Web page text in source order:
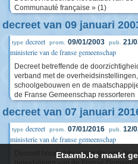
Communauté française » (1)
decreet van 09 januari
type decreet prom. 09/01/2003 pub. 21/
ministerie van de franse gemeenschap
Decreet betreffende de
verband met de
schoolgebouwen en de
de Franse Gemeenschap ressorteren
decreet van 07 januari
type decreet prom. 07/01/2016 pub. 12/
ministerie van de franse gemeenschap
Decreet houdende integratie van de
Etaamb.be maakt